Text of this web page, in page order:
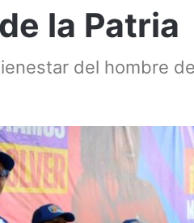
la Patria
del hombre